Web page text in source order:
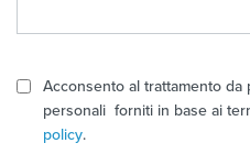
Acconsento al trattamento
personali forniti in base ai
policy.